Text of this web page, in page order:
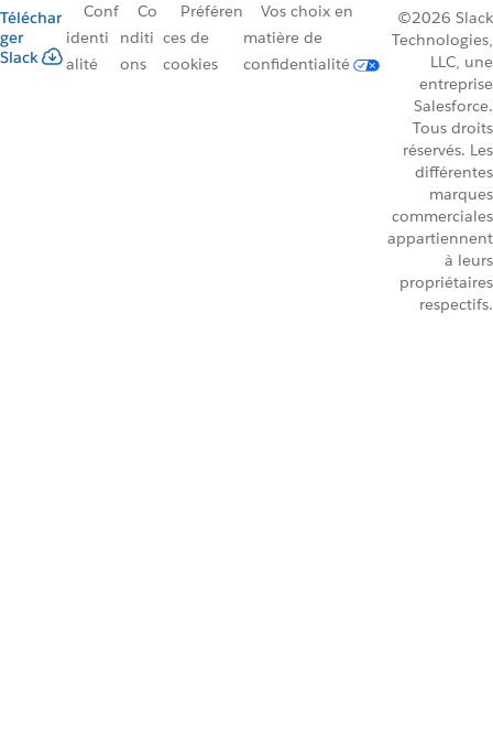
Téléchar
ger
Slack
Conf
identi
alité
Co
nditi
ons
Préféren
ces de
cookies
Vos choix en
matière de
confidentialité
©2026 Slack
Technologies,
LLC, une
entreprise
Salesforce.
Tous droits
réservés. Les
différentes
marques
commerciales
appartiennent
à leurs
propriétaires
respectifs.